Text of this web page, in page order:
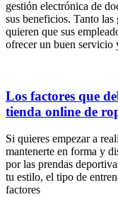
gestión electrónica de
sus beneficios. Tanto las
quieren que sus
ofrecer un buen servicio
Los factores que
tienda online de
Si quieres empezar a
mantenerte en forma y
por las prendas
tu estilo, el tipo de
factores